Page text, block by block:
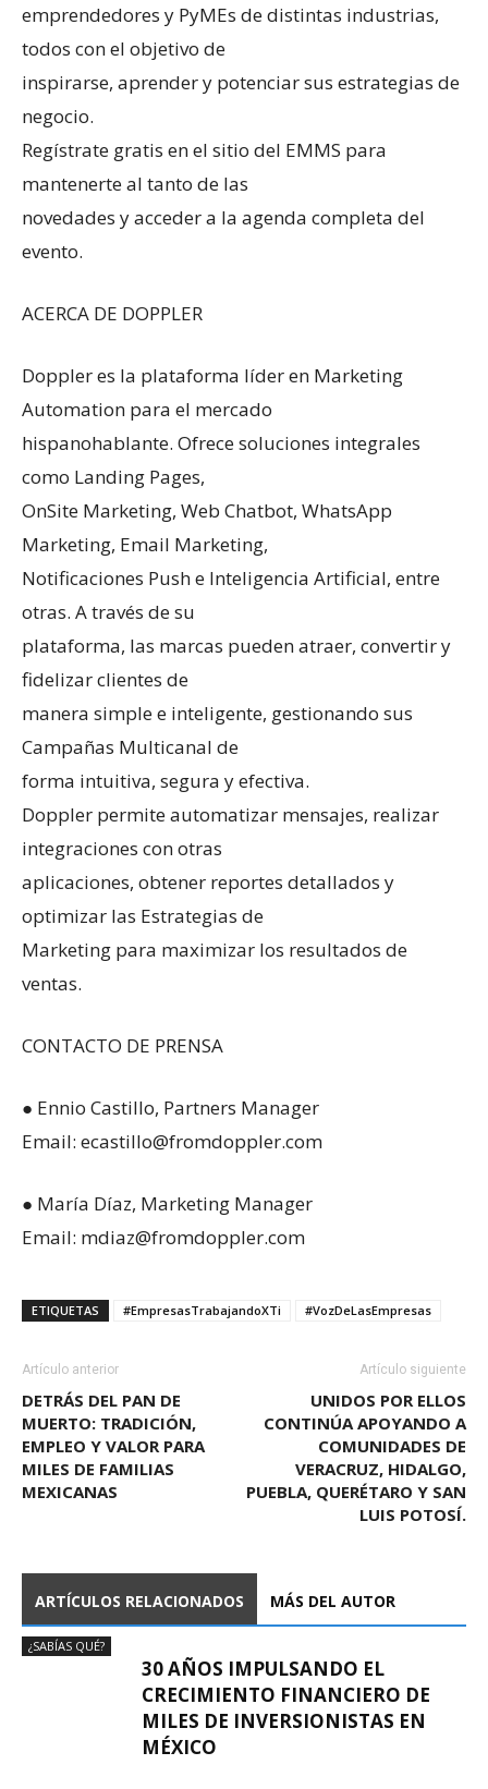
emprendedores y PyMEs de distintas industrias,
todos con el objetivo de
inspirarse, aprender y potenciar sus estrategias de
negocio.
Regístrate gratis en el sitio del EMMS para
mantenerte al tanto de las
novedades y acceder a la agenda completa del
evento.
ACERCA DE DOPPLER
Doppler es la plataforma líder en Marketing
Automation para el mercado
hispanohablante. Ofrece soluciones integrales
como Landing Pages,
OnSite Marketing, Web Chatbot, WhatsApp
Marketing, Email Marketing,
Notificaciones Push e Inteligencia Artificial, entre
otras. A través de su
plataforma, las marcas pueden atraer, convertir y
fidelizar clientes de
manera simple e inteligente, gestionando sus
Campañas Multicanal de
forma intuitiva, segura y efectiva.
Doppler permite automatizar mensajes, realizar
integraciones con otras
aplicaciones, obtener reportes detallados y
optimizar las Estrategias de
Marketing para maximizar los resultados de
ventas.
CONTACTO DE PRENSA
● Ennio Castillo, Partners Manager
Email: ecastillo@fromdoppler.com
● María Díaz, Marketing Manager
Email: mdiaz@fromdoppler.com
ETIQUETAS #EmpresasTrabajandoXTi #VozDeLasEmpresas
Artículo anterior
DETRÁS DEL PAN DE
MUERTO: TRADICIÓN,
EMPLEO Y VALOR PARA
MILES DE FAMILIAS
MEXICANAS
Artículo siguiente
UNIDOS POR ELLOS
CONTINÚA APOYANDO A
COMUNIDADES DE
VERACRUZ, HIDALGO,
PUEBLA, QUERÉTARO Y SAN
LUIS POTOSÍ.
ARTÍCULOS RELACIONADOS MÁS DEL AUTOR
¿SABÍAS QUÉ?
30 AÑOS IMPULSANDO EL
CRECIMIENTO FINANCIERO DE
MILES DE INVERSIONISTAS EN
MÉXICO